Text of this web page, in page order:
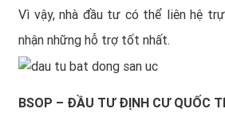
Vì vậy, nhà đầu tư có thể liên hệ
nhận những hỗ trợ tốt nhất.
BSOP – ĐẦU TƯ ĐỊNH CƯ QUỐC